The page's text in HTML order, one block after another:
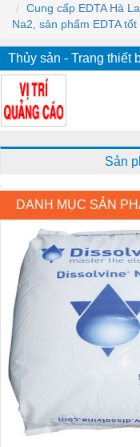
Cung cấp EDTA Hà
Na2, sản phẩm EDTA
Thủy sản - Trang thiết
Sản
DANH MỤC SẢN